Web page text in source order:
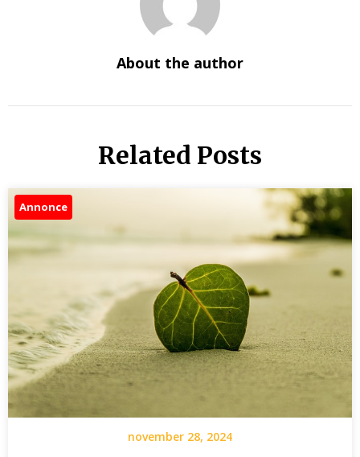
About the author
Related Posts
Annonce
november 28, 2024